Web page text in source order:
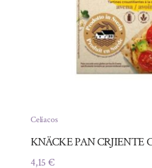
Celíacos
KNÄCKE PAN CRJIENTE
4,15€